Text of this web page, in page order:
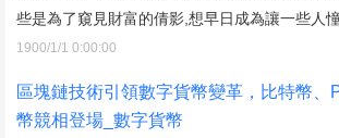
些是為了窺見財富的倩影,想早日成為讓一些人憧
1900/1/1 0:00:00
區塊鏈技術引領數字貨幣變革，比特幣、
幣競相登場_數字貨幣